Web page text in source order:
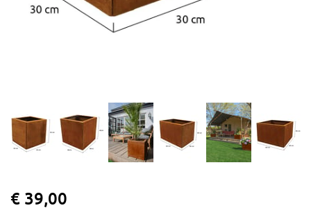
€ 39,00